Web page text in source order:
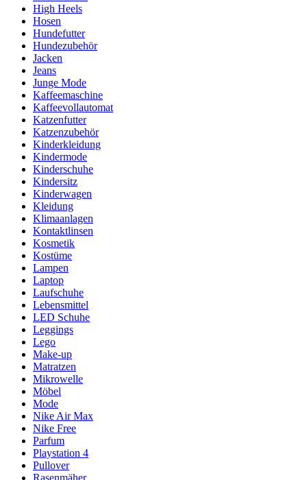
High Heels
Hosen
Hundefutter
Hundezubehör
Jacken
Jeans
Junge Mode
Kaffeemaschine
Kaffeevollautomat
Katzenfutter
Katzenzubehör
Kinderkleidung
Kindermode
Kinderschuhe
Kindersitz
Kinderwagen
Kleidung
Klimaanlagen
Kontaktlinsen
Kosmetik
Kostüme
Lampen
Laptop
Laufschuhe
Lebensmittel
LED Schuhe
Leggings
Lego
Make-up
Matratzen
Mikrowelle
Möbel
Mode
Nike Air Max
Nike Free
Parfum
Playstation 4
Pullover